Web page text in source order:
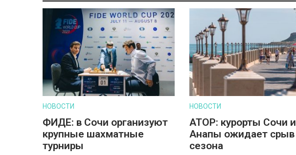
НОВОСТИ
ФИДЕ: в Сочи организуют
крупные шахматные
турниры
НОВОСТИ
АТОР: курорты Сочи и
Анапы ожидает срыв
сезона